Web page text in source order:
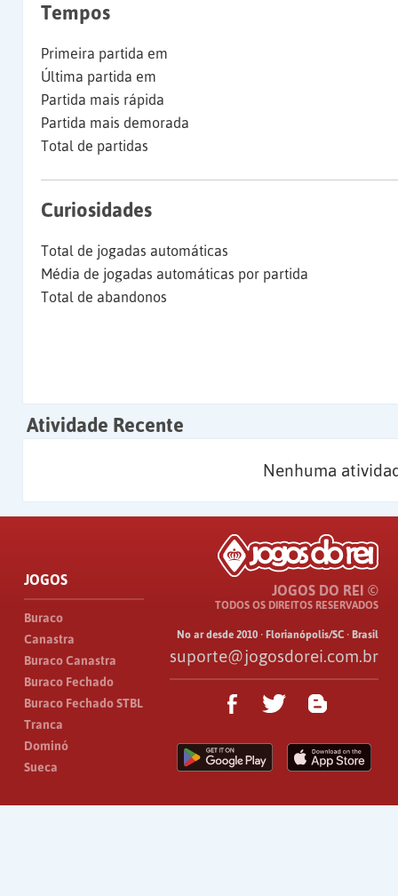
Tempos
Primeira partida em
Última partida em
Partida mais rápida
Partida mais demorada
Total de partidas
Curiosidades
Total de jogadas automáticas
Média de jogadas automáticas por partida
Total de abandonos
Atividade Recente
Nenhuma
JOGOS
Buraco
Canastra
Buraco Canastra
Buraco Fechado
Buraco Fechado STBL
Tranca
Dominó
Sueca
JOGOS DO REI ©
TODOS OS DIREITOS RESERVADOS
No ar desde 2010 · Florianópolis/SC · Brasil
suporte@jogosdorei.com.br